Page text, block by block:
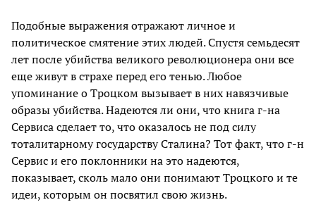
Подобные выражения отражают личное и
политическое смятение этих людей. Спустя семьдесят
лет после убийства великого революционера они все
еще живут в страхе перед его тенью. Любое
упоминание о Троцком вызывает в них навязчивые
образы убийства. Надеются ли они, что книга г-на
Сервиса сделает то, что оказалось не под силу
тоталитарному государству Сталина? Тот факт, что г-н
Сервис и его поклонники на это надеются,
показывает, сколь мало они понимают Троцкого и те
идеи, которым он посвятил свою жизнь.